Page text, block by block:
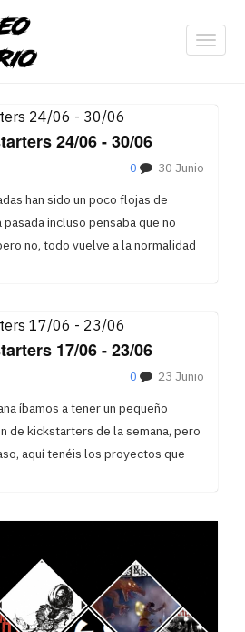
24/06 - 30/06
30 Junio
0
han sido un poco flojas de
incluso pensaba que no
no, todo vuelve a la normalidad
17/06 - 23/06
23 Junio
0
íbamos a tener un pequeño
de kickstarters de la semana, pero
aquí tenéis los proyectos que